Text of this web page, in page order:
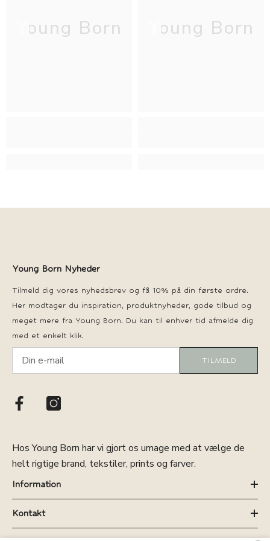
Young Born Young Born
Young Born Nyheder
Tilmeld dig vores nyhedsbrev og få 10% på din første ordre.
Her modtager du inspiration, produktnyheder, gode tilbud og
meget mere fra Young Born. Du kan til enhver tid afmelde dig
med et enkelt klik.
TILMELD
Hos Young Born har vi gjort os umage med at vælge de
helt rigtige brand, tekstiler, prints og farver.
Information
Kontakt